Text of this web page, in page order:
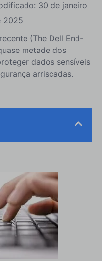
30 de janeiro
2025
(The Dell End-
metade dos
dados sensíveis
arriscadas.